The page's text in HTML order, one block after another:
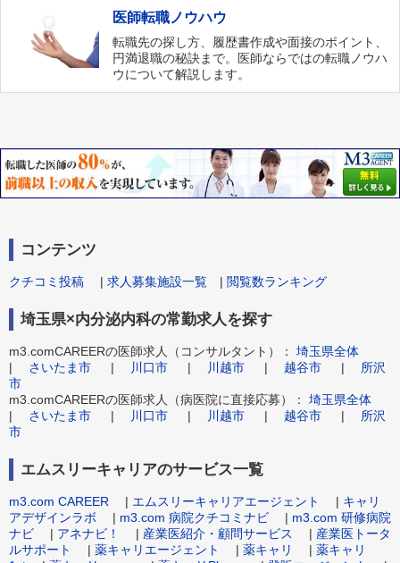
医師転職ノウハウ
転職先の探し方、履歴書作成や面接のポイント、
円満退職の秘訣まで。医師ならではの転職ノウハ
ウについて解説します。
コンテンツ
クチコミ投稿 | 求人募集施設一覧 | 閲覧数ランキング
埼玉県×内分泌内科の常勤求人を探す
m3.comCAREERの医師求人（コンサルタント）： 埼玉県全体
| さいたま市 | 川口市 | 川越市 | 越谷市 | 所沢
市
m3.comCAREERの医師求人（病医院に直接応募）： 埼玉県全体
| さいたま市 | 川口市 | 川越市 | 越谷市 | 所沢
市
エムスリーキャリアのサービス一覧
m3.com CAREER | エムスリーキャリアエージェント | キャリ
アデザインラボ | m3.com 病院クチコミナビ | m3.com 研修病院
ナビ | アネナビ！ | 産業医紹介・顧問サービス | 産業医トータ
ルサポート
| 薬キャリエージェント | 薬キャリ | 薬キャリ